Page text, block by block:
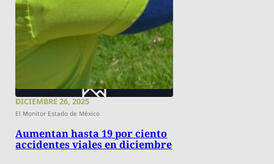
DICIEMBRE 26, 2025
El Monitor Estado de México
Aumentan hasta 19 por ciento
accidentes viales en diciembre